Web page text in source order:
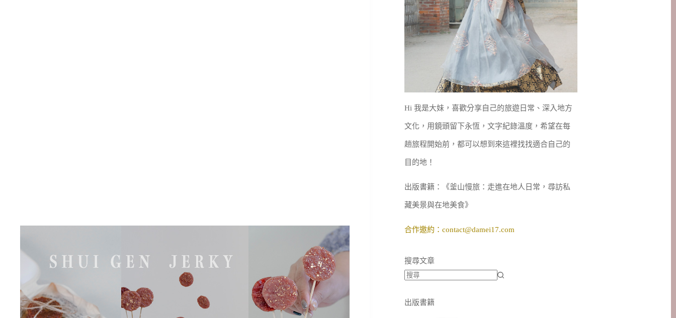
Hi 我是大妹，喜歡分享自己的旅遊日常、深入地方
文化，用鏡頭留下永恆，文字紀錄溫度，希望在每
趟旅程開始前，都可以想到來這裡找找適合自己的
目的地！
出版書籍：《釜山慢旅：走進在地人日常，尋訪私
藏美景與在地美食》
合作邀約： contact@damei17.com
搜尋文章
出版書籍